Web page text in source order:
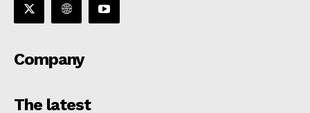
Company
The latest